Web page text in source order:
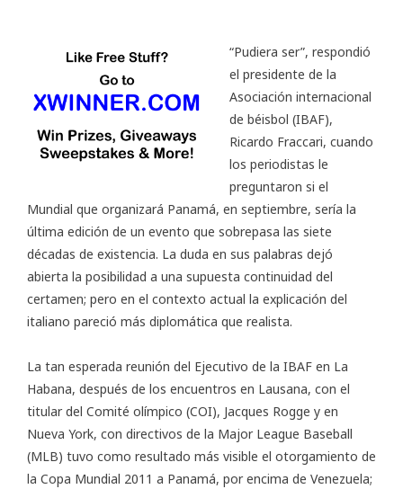
“Pudiera ser”, respondió
el presidente de la
Asociación internacional
de béisbol (IBAF),
Ricardo Fraccari, cuando
los periodistas le
preguntaron si el
Mundial que organizará Panamá, en septiembre, sería la
última edición de un evento que sobrepasa las siete
décadas de existencia. La duda en sus palabras dejó
abierta la posibilidad a una supuesta continuidad del
certamen; pero en el contexto actual la explicación del
italiano pareció más diplomática que realista.
La tan esperada reunión del Ejecutivo de la IBAF en La
Habana, después de los encuentros en Lausana, con el
titular del Comité olímpico (COI), Jacques Rogge y en
Nueva York, con directivos de la Major League Baseball
(MLB) tuvo como resultado más visible el otorgamiento de
la Copa Mundial 2011 a Panamá, por encima de Venezuela;